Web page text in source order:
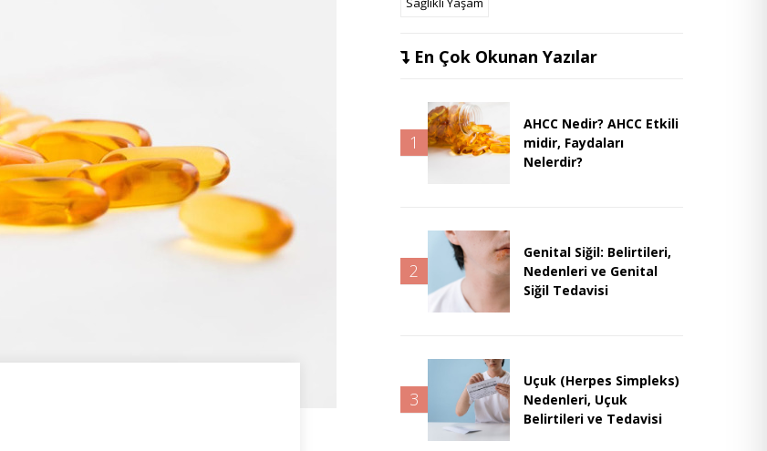
En Çok Okunan Yazılar
1
AHCC Nedir? AHCC Etkili
midir, Faydaları
Nelerdir?
2
Genital Siğil: Belirtileri,
Nedenleri ve Genital
Siğil Tedavisi
3
Uçuk (Herpes Simpleks)
Nedenleri, Uçuk
Belirtileri ve Tedavisi